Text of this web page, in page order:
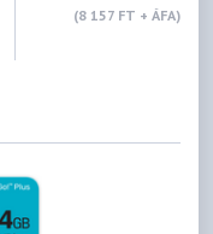
(8 157 FT + ÁFA)